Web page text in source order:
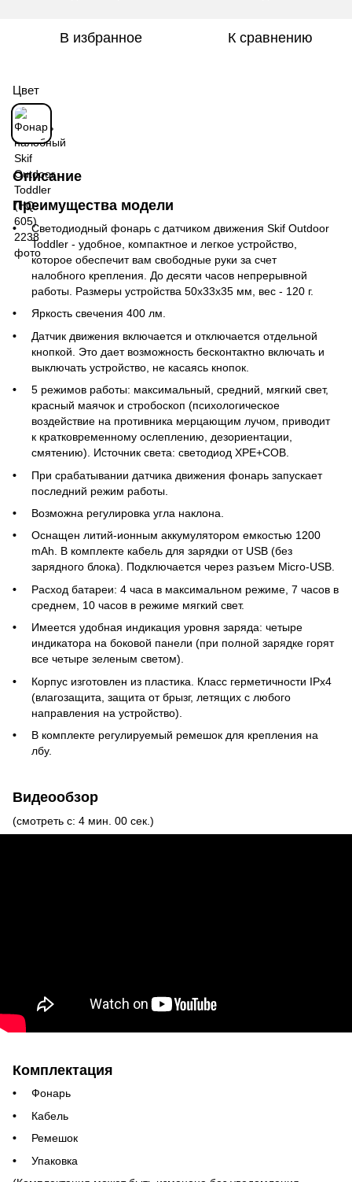
В избранное К сравнению
Цвет
Описание
Преимущества модели
Светодиодный фонарь с датчиком движения Skif Outdoor
Toddler - удобное, компактное и легкое устройство,
которое обеспечит вам свободные руки за счет
налобного крепления. До десяти часов непрерывной
работы. Размеры устройства 50х33х35 мм, вес - 120 г.
Яркость свечения 400 лм.
Датчик движения включается и отключается отдельной
кнопкой. Это дает возможность бесконтактно включать и
выключать устройство, не касаясь кнопок.
5 режимов работы: максимальный, средний, мягкий свет,
красный маячок и стробоскоп (психологическое
воздействие на противника мерцающим лучом, приводит
к кратковременному ослеплению, дезориентации,
смятению). Источник света: светодиод XPE+COB.
При срабатывании датчика движения фонарь запускает
последний режим работы.
Возможна регулировка угла наклона.
Оснащен литий-ионным аккумулятором емкостью 1200
mAh. В комплекте кабель для зарядки от USB (без
зарядного блока). Подключается через разъем Micro-USB.
Расход батареи: 4 часа в максимальном режиме, 7 часов в
среднем, 10 часов в режиме мягкий свет.
Имеется удобная индикация уровня заряда: четыре
индикатора на боковой панели (при полной зарядке горят
все четыре зеленым светом).
Корпус изготовлен из пластика. Класс герметичности IPx4
(влагозащита, защита от брызг, летящих с любого
направления на устройство).
В комплекте регулируемый ремешок для крепления на
лбу.
Видеообзор
(смотреть с: 4 мин. 00 сек.)
Комплектация
Фонарь
Кабель
Ремешок
Упаковка